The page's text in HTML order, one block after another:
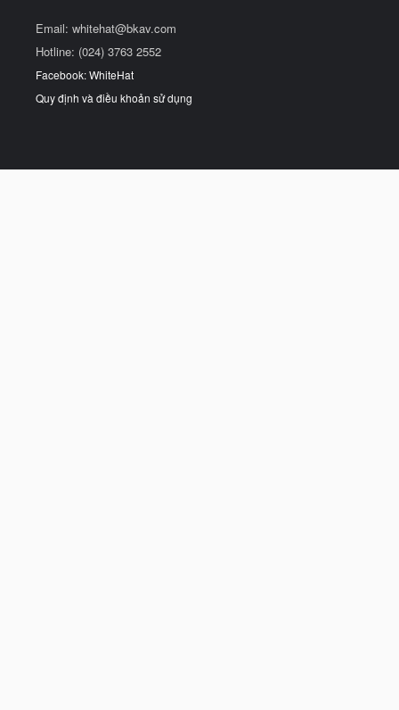
Email: whitehat@bkav.com
Hotline: (024) 3763 2552
Facebook: WhiteHat
Quy định và điều khoản sử dụng